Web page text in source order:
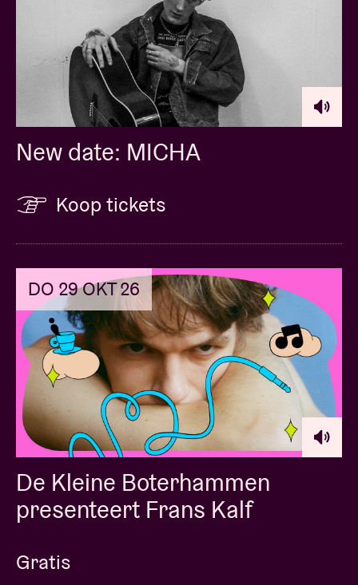
New date: MICHA
Koop tickets
DO 29 OKT 26
De Kleine Boterhammen
presenteert Frans Kalf
Gratis